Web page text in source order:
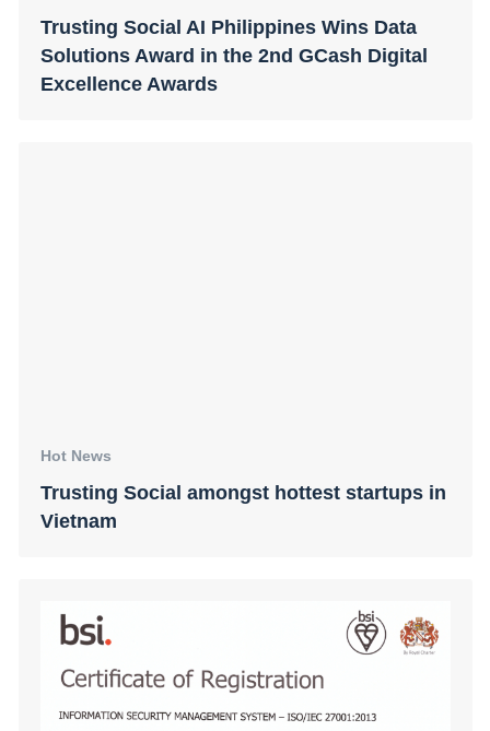
Trusting Social AI Philippines Wins Data
Solutions Award in the 2nd GCash Digital
Excellence Awards
Hot News